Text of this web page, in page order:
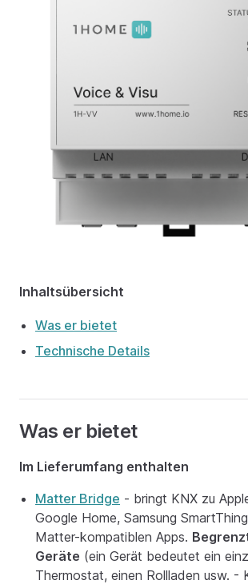
Inhaltsübersicht
Was er bietet
Technische Details
Was er bietet
Im Lieferumfang enthalten
Matter Bridge - bringt KNX zu
Google Home, Samsung
Matter-kompatiblen Apps.
Geräte (ein Gerät bedeutet ein
Thermostat, einen Rollladen usw. -